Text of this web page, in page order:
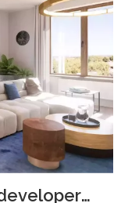
Kompletní interiér bytu v developerském projektu